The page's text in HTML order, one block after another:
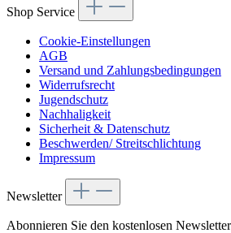
Shop Service
Cookie-Einstellungen
AGB
Versand und Zahlungsbedingungen
Widerrufsrecht
Jugendschutz
Nachhaligkeit
Sicherheit & Datenschutz
Beschwerden/ Streitschlichtung
Impressum
Newsletter
Abonnieren Sie den kostenlosen